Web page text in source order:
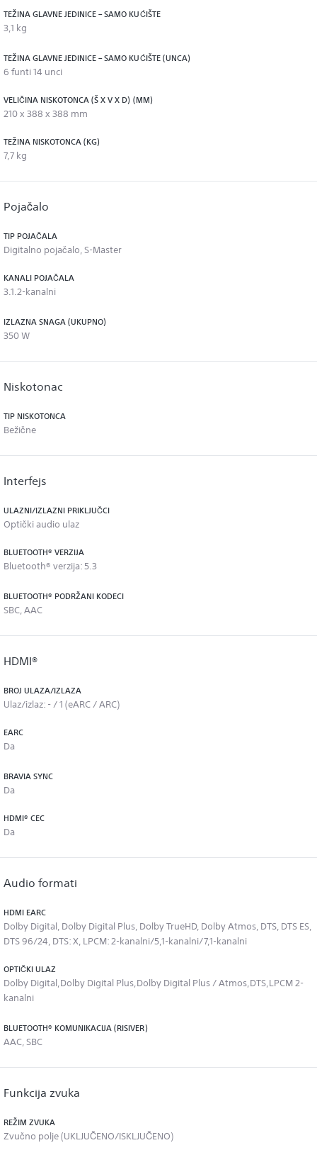
TEŽINA GLAVNE JEDINICE – SAMO KUĆIŠTE
3,1 kg
TEŽINA GLAVNE JEDINICE – SAMO KUĆIŠTE (UNCA)
6 funti 14 unci
VELIČINA NISKOTONCA (Š X V X D) (MM)
210 x 388 x 388 mm
TEŽINA NISKOTONCA (KG)
7,7 kg
Pojačalo
TIP POJAČALA
Digitalno pojačalo, S-Master
KANALI POJAČALA
3.1.2-kanalni
IZLAZNA SNAGA (UKUPNO)
350 W
Niskotonac
TIP NISKOTONCA
Bežične
Interfejs
ULAZNI/IZLAZNI PRIKLJUČCI
Optički audio ulaz
BLUETOOTH® VERZIJA
Bluetooth® verzija: 5.3
BLUETOOTH® PODRŽANI KODECI
SBC, AAC
HDMI®
BROJ ULAZA/IZLAZA
Ulaz/izlaz: - / 1 (eARC / ARC)
EARC
Da
BRAVIA SYNC
Da
HDMI® CEC
Da
Audio formati
HDMI EARC
Dolby Digital, Dolby Digital Plus, Dolby TrueHD, Dolby Atmos, DTS, DTS ES,
DTS 96/24, DTS: X, LPCM: 2-kanalni/5,1-kanalni/7,1-kanalni
OPTIČKI ULAZ
Dolby Digital,Dolby Digital Plus,Dolby Digital Plus / Atmos,DTS,LPCM 2-
kanalni
BLUETOOTH® KOMUNIKACIJA (RISIVER)
AAC, SBC
Funkcija zvuka
REŽIM ZVUKA
Zvučno polje (UKLJUČENO/ISKLJUČENO)